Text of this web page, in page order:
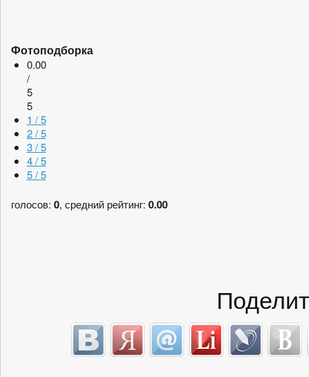
Фотоподборка
0.00
/
5
5
1 / 5
2 / 5
3 / 5
4 / 5
5 / 5
голосов: 0, средний рейтинг: 0.00